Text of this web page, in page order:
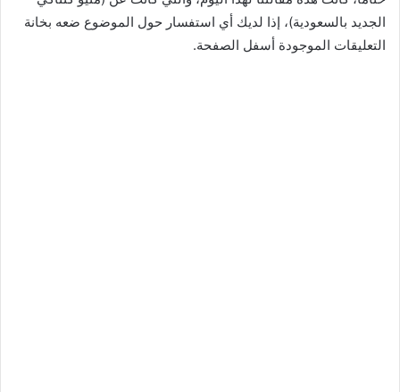
الجديد بالسعودية)، إذا لديك أي استفسار حول الموضوع ضعه بخانة
التعليقات الموجودة أسفل الصفحة.